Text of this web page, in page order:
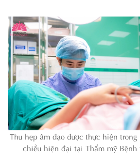
Thu hẹp âm đạo được thực hiện
chiều hiện đại tại Thẩm mỹ